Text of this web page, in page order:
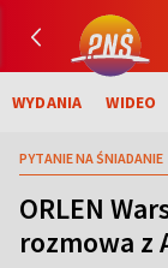
WYDANIA WIDEO
PYTANIE NA ŚNIADANIE
ORLEN
rozmowa z